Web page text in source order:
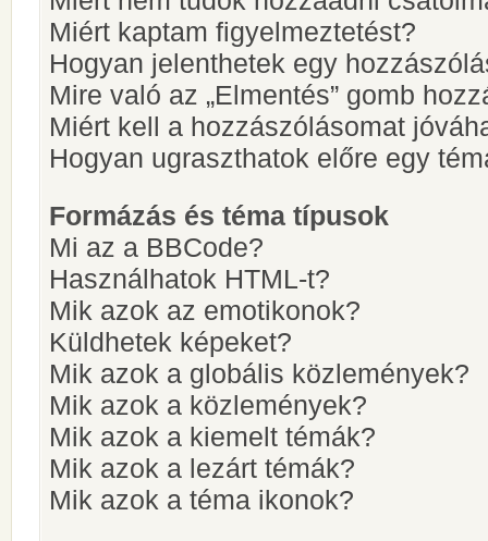
Miért kaptam figyelmeztetést?
Hogyan jelenthetek egy
Mire való az „Elmentés” gomb
Miért kell a hozzászólásomat
Hogyan ugraszthatok előre egy
Formázás és téma típusok
Mi az a BBCode?
Használhatok HTML-t?
Mik azok az emotikonok?
Küldhetek képeket?
Mik azok a globális közlemények?
Mik azok a közlemények?
Mik azok a kiemelt témák?
Mik azok a lezárt témák?
Mik azok a téma ikonok?